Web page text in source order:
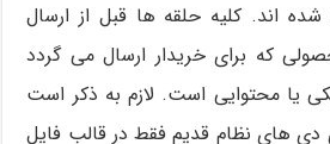
اند. کلیه حلقه ها قبل از ارسال
که برای خریدار ارسال می گردد
یا محتوایی است. لازم به ذکر است
های نظام قدیم فقط در قالب فایل